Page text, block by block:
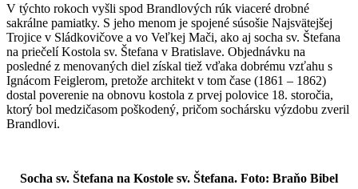
V týchto rokoch vyšli spod Brandlových rúk viaceré drobné
sakrálne pamiatky. S jeho menom je spojené súsošie Najsvätejšej
Trojice v Sládkovičove a vo Veľkej Mači, ako aj socha sv. Štefana
na priečelí Kostola sv. Štefana v Bratislave. Objednávku na
posledné z menovaných diel získal tiež vďaka dobrému vzťahu s
Ignácom Feiglerom, pretože architekt v tom čase (1861 – 1862)
dostal poverenie na obnovu kostola z prvej polovice 18. storočia,
ktorý bol medzičasom poškodený, pričom sochársku výzdobu zveril
Brandlovi.
Socha sv. Štefana na Kostole sv. Štefana. Foto: Braňo Bibel